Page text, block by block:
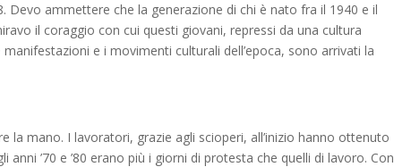
Devo ammettere che la generazione di chi è nato fra il 1940 e il
il coraggio con cui questi giovani, repressi da una cultura
e i movimenti culturali dell’epoca, sono arrivati la
la mano. I lavoratori, grazie agli scioperi, all’inizio hanno ottenuto
’70 e ’80 erano più i giorni di protesta che quelli di lavoro. Con